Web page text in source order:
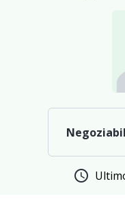
schedule